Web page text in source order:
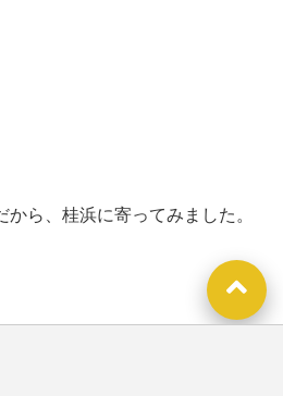
ら、桂浜に寄ってみました。